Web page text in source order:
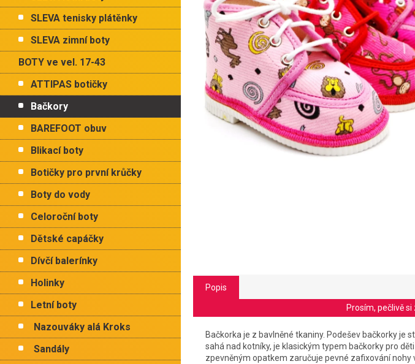
n
l
SLEVA tenisky plátěnky
SLEVA zimní boty
BOTY ve vel. 17-43
ATTIPAS botičky
Bačkory
BAREFOOT obuv
Blikací boty
Botičky pro první krůčky
Boty do vody
Celoroční boty
Dětské capáčky
Dívčí balerínky
Holinky
Letní boty
Nazouváky alá Kroks
Sandály
Popis
Prosím, pečlivě
Bačkorka je z bavlněné tkaniny. Podešev bačkorky je
sahá nad kotníky, je klasickým typem bačkorky pro
zpevněným opatkem zaručuje pevné zafixování nohy